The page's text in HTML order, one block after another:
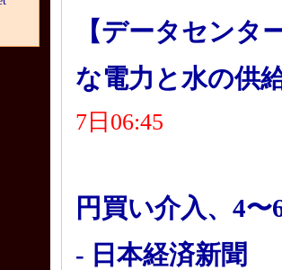
【データセンタ
な電力と水の供
7日06:45
円買い介入、4
- 日本経済新聞